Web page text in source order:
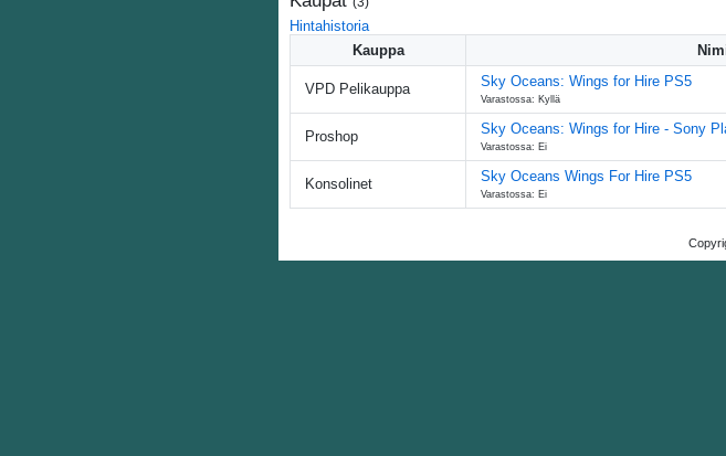
Hintahistoria
Kauppa
VPD Pelikauppa Sky Oceans: Wings for Hire PS5
Varastossa: Kyllä
Proshop Sky Oceans: Wings for Hire - Sony
Varastossa: Ei
Konsolinet Sky Oceans Wings For Hire PS5
Varastossa: Ei